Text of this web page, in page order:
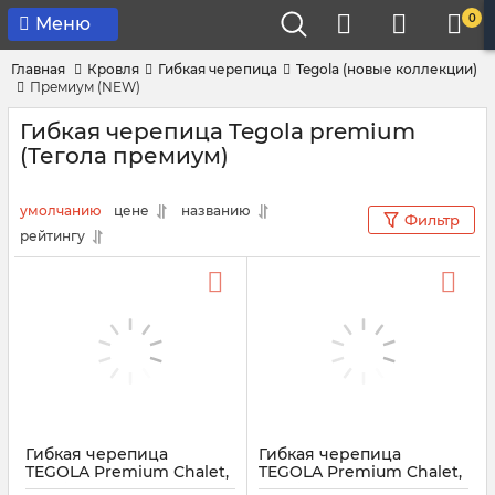
Меню 0
Главная Кровля Гибкая черепица
Tegola (новые коллекции)
Премиум (NEW)
Гибкая черепица Tegola premium
(Тегола премиум)
умолчанию цене
названию
рейтингу
Фильтр
Гибкая черепица
TEGOLA Premium Chalet,
2.7 м² Cedro Siciliano 425
Гибкая черепица
TEGOLA Premium Chalet,
2.7 м² Terracotta Italiana